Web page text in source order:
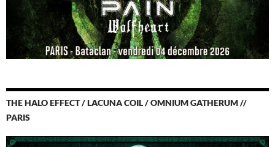
THE HALO EFFECT / LACUNA COIL / OMNIUM GATHERUM //
PARIS